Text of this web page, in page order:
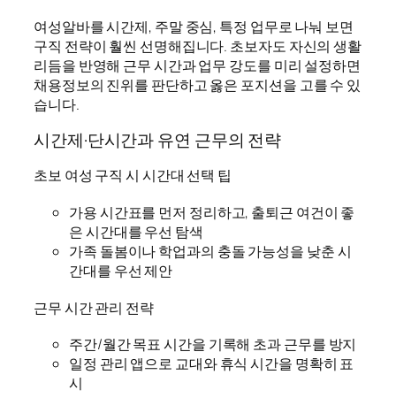
여성알바를 시간제, 주말 중심, 특정 업무로 나눠 보면
구직 전략이 훨씬 선명해집니다. 초보자도 자신의 생활
리듬을 반영해 근무 시간과 업무 강도를 미리 설정하면
채용정보의 진위를 판단하고 옳은 포지션을 고를 수 있
습니다.
시간제·단시간과 유연 근무의 전략
초보 여성 구직 시 시간대 선택 팁
가용 시간표를 먼저 정리하고, 출퇴근 여건이 좋
은 시간대를 우선 탐색
가족 돌봄이나 학업과의 충돌 가능성을 낮춘 시
간대를 우선 제안
근무 시간 관리 전략
주간/월간 목표 시간을 기록해 초과 근무를 방지
일정 관리 앱으로 교대와 휴식 시간을 명확히 표
시